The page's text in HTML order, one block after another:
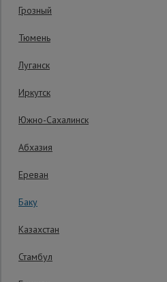
Грозный
Тюмень
Луганск
Иркутск
Южно-Сахалинск
Абхазия
Ереван
Баку
Казахстан
Стамбул